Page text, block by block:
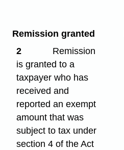
Remission granted
2
Remission
is granted to a
taxpayer who has
received and
reported an exempt
amount that was
subject to tax under
section 4 of the Act